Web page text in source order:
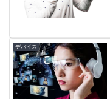
デバイス